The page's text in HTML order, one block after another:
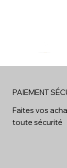
PAIEMENT
Faites vos
toute sécurité